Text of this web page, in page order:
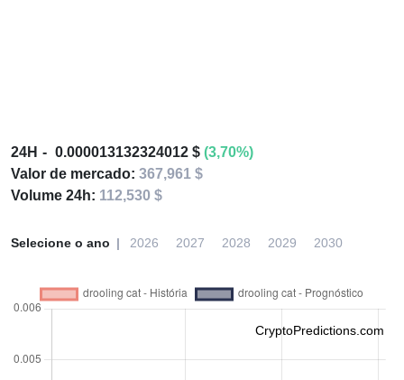
24H 0.000013132324012 $ (3,70%)
Valor de mercado: 367,961 $
Volume 24h: 112,530 $
Selecione o ano 2026 2027 2028 2029 2030
CryptoPredictions.com